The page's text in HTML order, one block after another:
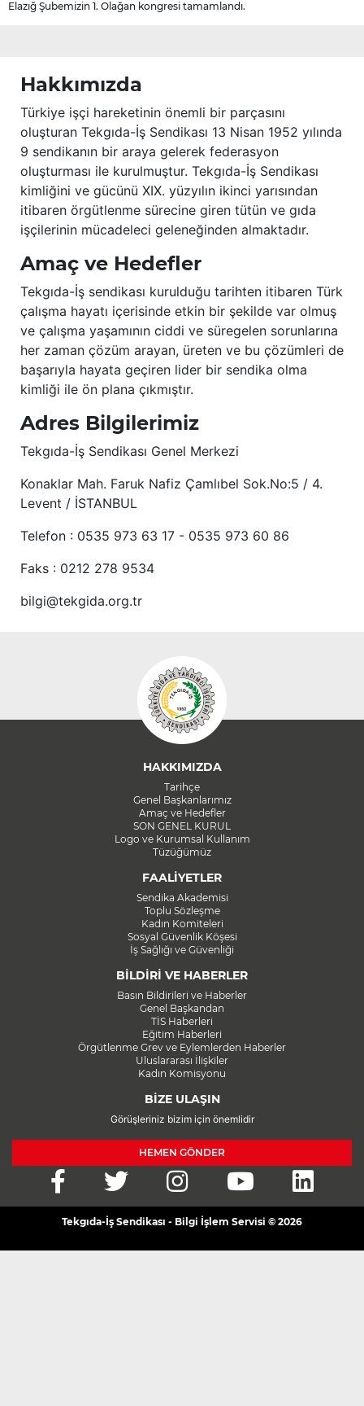
Elazığ Şubemizin 1. Olağan kongresi tamamlandı.
Hakkımızda
Türkiye işçi hareketinin önemli bir parçasını
oluşturan Tekgıda-İş Sendikası 13 Nisan 1952 yılında
9 sendikanın bir araya gelerek federasyon
oluşturması ile kurulmuştur. Tekgıda-İş Sendikası
kimliğini ve gücünü XIX. yüzyılın ikinci yarısından
itibaren örgütlenme sürecine giren tütün ve gıda
işçilerinin mücadeleci geleneğinden almaktadır.
Amaç ve Hedefler
Tekgıda-İş sendikası kurulduğu tarihten itibaren Türk
çalışma hayatı içerisinde etkin bir şekilde var olmuş
ve çalışma yaşamının ciddi ve süregelen sorunlarına
her zaman çözüm arayan, üreten ve bu çözümleri de
başarıyla hayata geçiren lider bir sendika olma
kimliği ile ön plana çıkmıştır.
Adres Bilgilerimiz
Tekgıda-İş Sendikası Genel Merkezi
Konaklar Mah. Faruk Nafiz Çamlıbel Sok.No:5 / 4.
Levent / İSTANBUL
Telefon : 0535 973 63 17 - 0535 973 60 86
Faks : 0212 278 9534
bilgi@tekgida.org.tr
HAKKIMIZDA
Tarihçe
Genel Başkanlarımız
Amaç ve Hedefler
SON GENEL KURUL
Logo ve Kurumsal Kullanım
Tüzüğümüz
FAALİYETLER
Sendika Akademisi
Toplu Sözleşme
Kadın Komiteleri
Sosyal Güvenlik Köşesi
İş Sağlığı ve Güvenliği
BİLDİRİ VE HABERLER
Basın Bildirileri ve Haberler
Genel Başkandan
TİS Haberleri
Eğitim Haberleri
Örgütlenme Grev ve Eylemlerden Haberler
Uluslararası İlişkiler
Kadın Komisyonu
BİZE ULAŞIN
Görüşleriniz bizim için önemlidir
HEMEN GÖNDER
Tekgıda-İş Sendikası - Bilgi İşlem Servisi © 2026